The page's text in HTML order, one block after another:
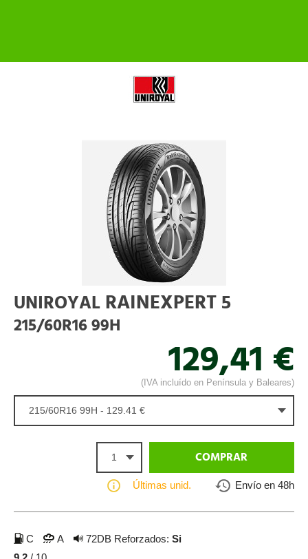
UNIROYAL RAINEXPERT 5
215/60R16 99H
129,41 €
(IVA incluído en Península y Baleares)
215/60R16 99H - 129.41 €
1 COMPRAR
Últimas unid. Envío en 48h
C A 72DB Reforzados: Si